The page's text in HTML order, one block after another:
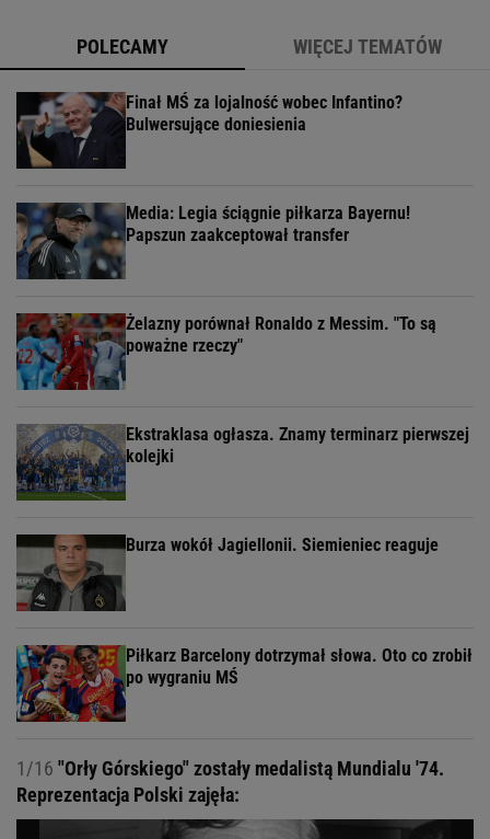
POLECAMY WIĘCEJ TEMATÓW
Finał MŚ za lojalność wobec Infantino?
Bulwersujące doniesienia
Media: Legia ściągnie piłkarza Bayernu!
Papszun zaakceptował transfer
Żelazny porównał Ronaldo z Messim. "To są
poważne rzeczy"
Ekstraklasa ogłasza. Znamy terminarz pierwszej
kolejki
Burza wokół Jagiellonii. Siemieniec reaguje
Piłkarz Barcelony dotrzymał słowa. Oto co zrobił
po wygraniu MŚ
1/16 "Orły Górskiego" zostały medalistą Mundialu '74.
Reprezentacja Polski zajęła: